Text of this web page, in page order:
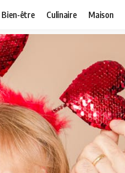
Bien-être Culinaire Maison